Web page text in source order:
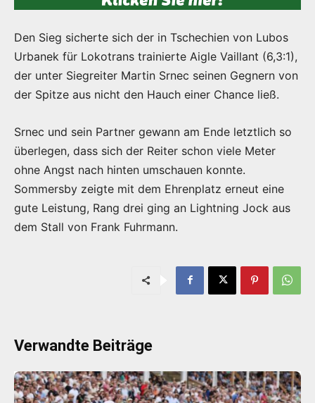
Den Sieg sicherte sich der in Tschechien von Lubos
Urbanek für Lokotrans trainierte Aigle Vaillant (6,3:1),
der unter Siegreiter Martin Srnec seinen Gegnern von
der Spitze aus nicht den Hauch einer Chance ließ.
Srnec und sein Partner gewann am Ende letztlich so
überlegen, dass sich der Reiter schon viele Meter
ohne Angst nach hinten umschauen konnte.
Sommersby zeigte mit dem Ehrenplatz erneut eine
gute Leistung, Rang drei ging an Lightning Jock aus
dem Stall von Frank Fuhrmann.
Verwandte Beiträge